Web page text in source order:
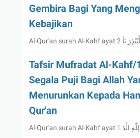
Gembira Bagi Yang
Kebajikan
Tafsir Mufradat Al-Kahf/
Segala Puji Bagi Allah
Menurunkan Kepada
Qur'an